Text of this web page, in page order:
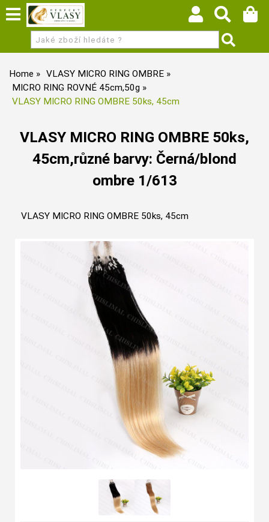
Home
VLASY MICRO RING OMBRE
MICRO RING ROVNÉ 45cm,50g
VLASY MICRO RING OMBRE 50ks, 45cm
VLASY MICRO RING OMBRE 50ks,
45cm,různé barvy: Černá/blond
ombre 1/613
VLASY MICRO RING OMBRE 50ks, 45cm